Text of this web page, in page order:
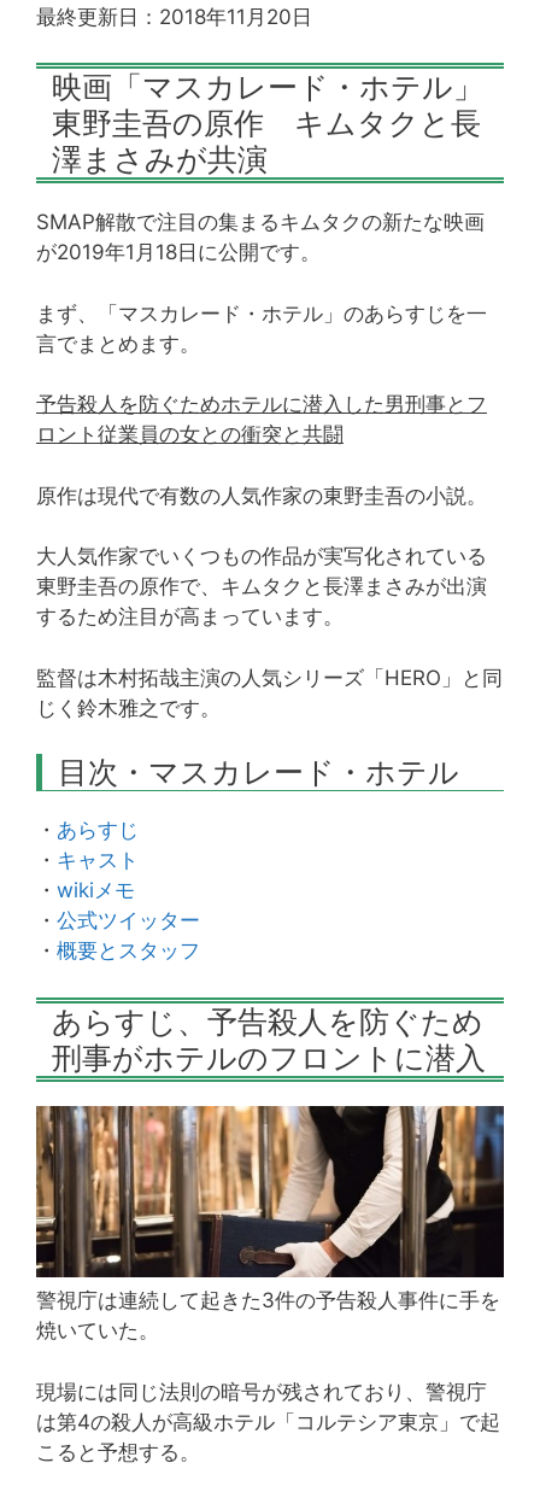
最終更新日：2018年11月20日
映画「マスカレード・ホテル」
東野圭吾の原作 キムタクと長
澤まさみが共演
SMAP解散で注目の集まるキムタクの新たな映画
が2019年1月18日に公開です。
まず、「マスカレード・ホテル」のあらすじを一
言でまとめます。
予告殺人を防ぐためホテルに潜入した男刑事とフ
ロント従業員の女との衝突と共闘
原作は現代で有数の人気作家の東野圭吾の小説。
大人気作家でいくつもの作品が実写化されている
東野圭吾の原作で、キムタクと長澤まさみが出演
するため注目が高まっています。
監督は木村拓哉主演の人気シリーズ「HERO」と同
じく鈴木雅之です。
目次・マスカレード・ホテル
・ あらすじ
・ キャスト
・ wikiメモ
・ 公式ツイッター
・ 概要とスタッフ
あらすじ、予告殺人を防ぐため
刑事がホテルのフロントに潜入
警視庁は連続して起きた3件の予告殺人事件に手を
焼いていた。
現場には同じ法則の暗号が残されており、警視庁
は第4の殺人が高級ホテル「コルテシア東京」で起
こると予想する。